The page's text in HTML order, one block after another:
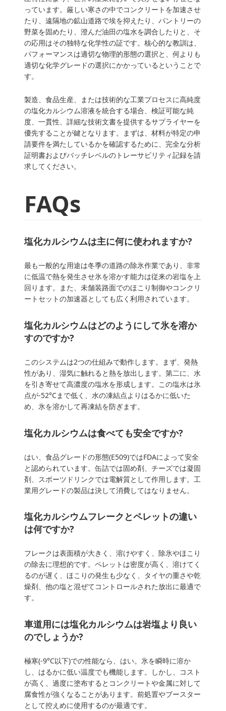
っています。厳しい寒さの中でコンクリートを加速させ
たり、遠隔地の鉱山道路で埃を抑えたり、パントリーの
野菜を固めたり、澄んだ油田の塩水を調合したりと、そ
の応用はその独特な化学性の証です。核心的な教訓は、
パフォーマンスは適切な物理的形態の選択と、何よりも
適切な化学グレードの選択にかかっているということで
す。
製造、食品生産、または技術的な工業プロセスに高純度
の塩化カルシウム溶液を統合する場合、検証可能な純
度、一貫性、詳細な技術文書を提供するサプライヤーを
優先することが鍵となります。まずは、材料が特定の申
請要件を満たしているかを確認するために、完全な分析
証明書およびバッチレベルのトレーサビリティ記録を請
求してください。
FAQs
塩化カルシウムは主に何に使われますか?
最も一般的な用途は冬季の道路の除氷作業であり、非常
に低温で熱を発生させ氷を溶かす能力は従来の岩塩を上
回ります。また、未舗装路面でのほこり制御やコンクリ
ートセットの加速器としても広く利用されています。
塩化カルシウムはどのようにして氷を溶か
すのですか?
このシステムは2つの仕組みで動作します。まず、発熱
性があり、湿気に触れると熱を放出します。第二に、水
を引き寄せて高濃度の塩水を形成します。この塩水は氷
点が-52°Cまで低く、水の凍結点よりはるかに低いた
め、氷を溶かして再凍結を防ぎます。
塩化カルシウムは食べても安全ですか?
はい、食品グレードの形態(E509)ではFDAによって安全
と認められています。缶詰では固め剤、チーズでは凝固
剤、スポーツドリンクでは電解質として作用します。工
業用グレードの製品は決して消費してはなりません。
塩化カルシウムフレークとペレットの違い
は何ですか?
フレークは表面積が大きく、溶けやすく、除氷やほこり
の除去に理想的です。ペレットは密度が高く、溶けてく
るのが遅く、ほこりの発生も少なく、タイヤの重さや乾
燥剤、他の塩と混ぜてコントロールされた放出に最適で
す。
車道用には塩化カルシウムは岩塩より良い
のでしょうか?
極寒(-9°C以下)での性能なら、はい。氷を瞬時に溶か
し、はるかに低い温度でも機能します。しかし、コスト
が高く、過度に塗布するとコンクリートや金属に対して
腐食性が強くなることがあります。前処置やブースター
として控えめに使用するのが最適です。